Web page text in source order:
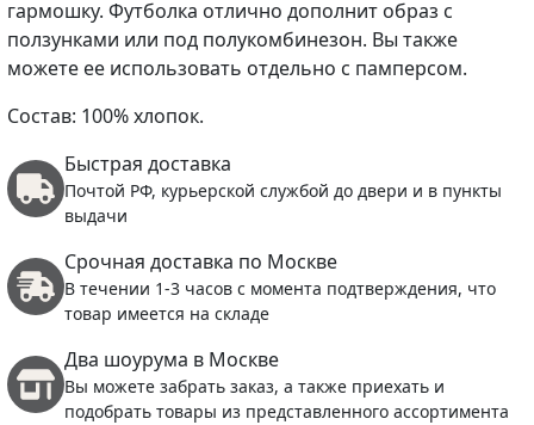
гармошку. Футболка отлично дополнит образ с
ползунками или под полукомбинезон. Вы также
можете ее использовать отдельно с памперсом.
Состав: 100% хлопок.
Быстрая доставка
Почтой РФ, курьерской службой до двери и в пункты
выдачи
Срочная доставка по Москве
В течении 1-3 часов с момента подтверждения, что
товар имеется на складе
Два шоурума в Москве
Вы можете забрать заказ, а также приехать и
подобрать товары из представленного ассортимента